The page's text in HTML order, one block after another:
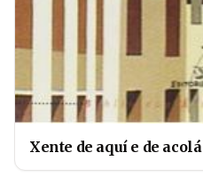
Xente de aquí e de acolá